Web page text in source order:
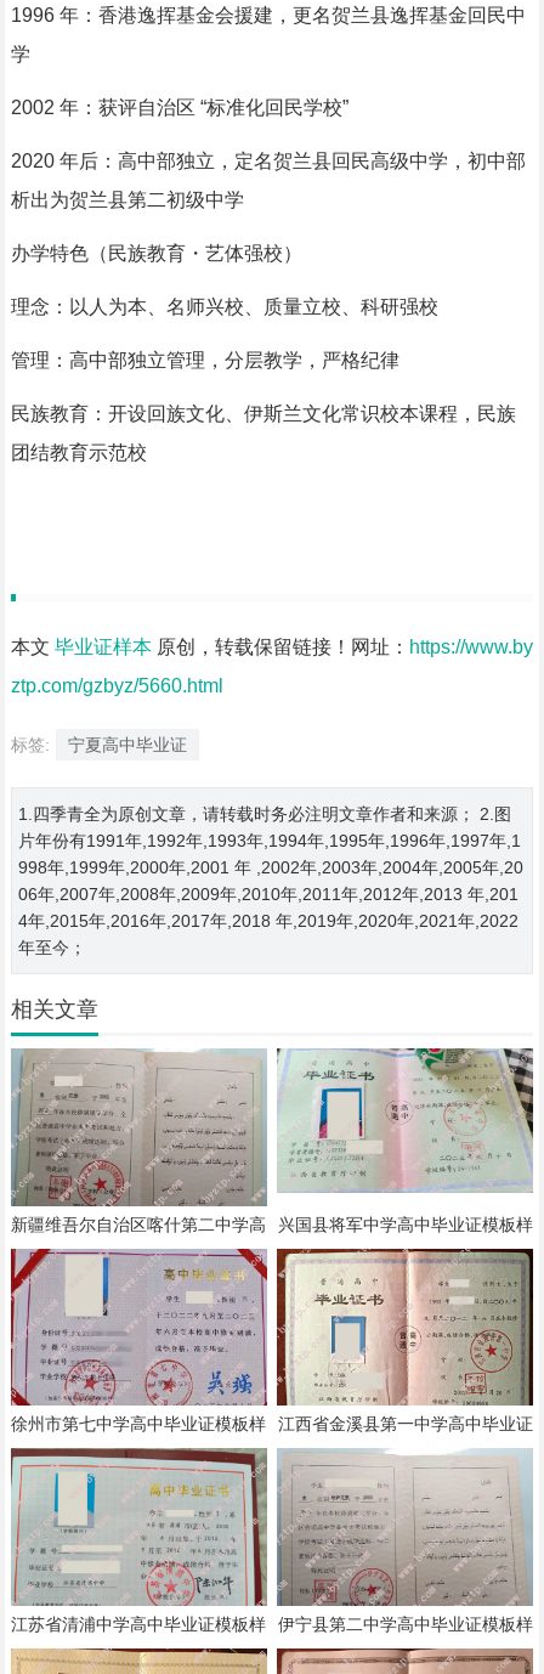
1996 年：香港逸挥基金会援建，更名贺兰县逸挥基金回民中
学
2002 年：获评自治区 “标准化回民学校”
2020 年后：高中部独立，定名贺兰县回民高级中学，初中部
析出为贺兰县第二初级中学
办学特色（民族教育・艺体强校）
理念：以人为本、名师兴校、质量立校、科研强校
管理：高中部独立管理，分层教学，严格纪律
民族教育：开设回族文化、伊斯兰文化常识校本课程，民族
团结教育示范校
本文 毕业证样本原创，转载保留链接！网址： https://www.by
ztp.com/gzbyz/5660.html
标签: 宁夏高中毕业证
1.四季青全为原创文章，请转载时务必注明文章作者和来源； 2.图
片年份有1991年,1992年,1993年,1994年,1995年,1996年,1997年,1
998年,1999年,2000年,2001 年 ,2002年,2003年,2004年,2005年,20
06年,2007年,2008年,2009年,2010年,2011年,2012年,2013 年,201
4年,2015年,2016年,2017年,2018 年,2019年,2020年,2021年,2022
年至今；
相关文章
新疆维吾尔自治区喀什第二中学高
中毕业证模板样本
兴国县将军中学高中毕业证模板样
本
徐州市第七中学高中毕业证模板样
本
江西省金溪县第一中学高中毕业证
模板样本
江苏省清浦中学高中毕业证模板样
本
伊宁县第二中学高中毕业证模板样
本